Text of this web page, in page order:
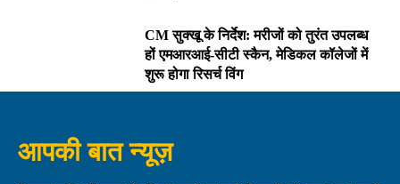
CM सुक्खू के निर्देश: मरीजों को तुरंत उपलब्ध
हों एमआरआई-सीटी स्कैन, मेडिकल कॉलेजों में
शुरू होगा रिसर्च विंग
आपकी बात न्यूज़